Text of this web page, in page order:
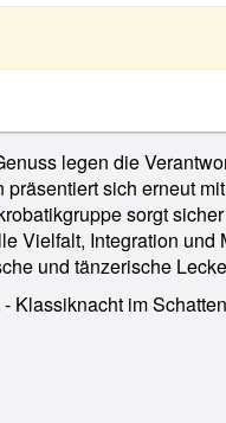
legen die
präsentiert sich erneut
sorgt
Vielfalt, Integration und
und tänzerische
Klassiknacht im